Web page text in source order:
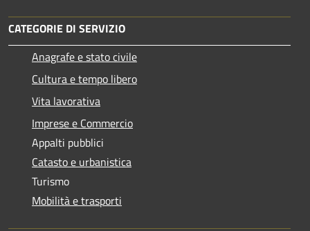
CATEGORIE DI SERVIZIO
Anagrafe e stato civile
Cultura e tempo libero
Vita lavorativa
Imprese e Commercio
Appalti pubblici
Catasto e urbanistica
Turismo
Mobilità e trasporti